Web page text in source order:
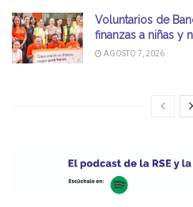
Voluntarios de
finanzas a niñas y
AGOSTO 7, 2026